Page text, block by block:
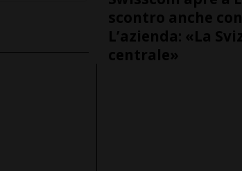
scontro anche
L’azienda: «La
centrale»